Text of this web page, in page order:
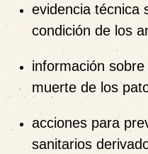
evidencia técnica
condición de los
información
muerte de los
acciones para
sanitarios